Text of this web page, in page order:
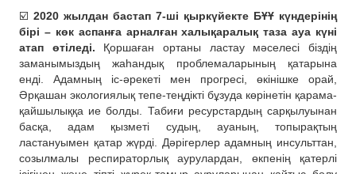
☑️ 2020 жылдан бастап 7-ші қыркүйекте БҰҰ күндерінің
бірі – көк аспанға арналған халықаралық таза ауа күні
атап өтіледі. Қоршаған ортаны ластау мәселесі біздің
заманымыздың жаһандық проблемаларының қатарына
енді. Адамның іс-әрекеті мен прогресі, өкінішке орай,
Әрқашан экологиялық тепе-теңдікті бұзуда көрінетін қарама-
қайшылыққа ие болды. Табиғи ресурстардың сарқылуынан
басқа, адам қызметі судың, ауаның, топырақтың
ластануымен қатар жүрді. Дәрігерлер адамның инсульттан,
созылмалы респираторлық аурулардан, өкпенің қатерлі